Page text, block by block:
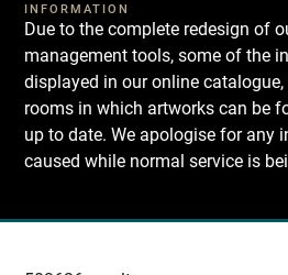
INFORMATION
Due to the complete redesign of
management tools, some of the
displayed in our online
rooms in which artworks can be
up to date. We apologise for any
caused while normal service is
Recherche